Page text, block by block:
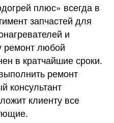
плюс» всегда в
запчастей для
и
ремонт любой
в кратчайшие сроки.
ремонт
консультант
клиенту все